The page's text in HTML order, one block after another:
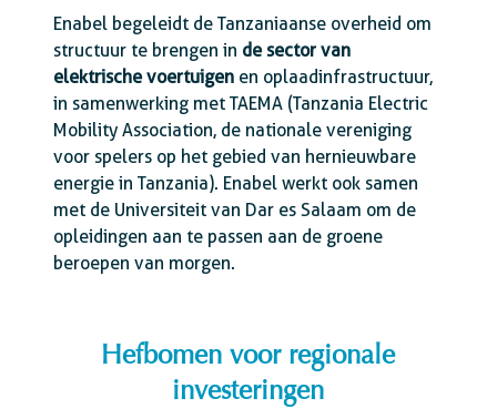
Enabel begeleidt de Tanzaniaanse overheid om
structuur te brengen in de sector van
elektrische voertuigen en oplaadinfrastructuur,
in samenwerking met TAEMA (Tanzania Electric
Mobility Association, de nationale vereniging
voor spelers op het gebied van hernieuwbare
energie in Tanzania). Enabel werkt ook samen
met de Universiteit van Dar es Salaam om de
opleidingen aan te passen aan de groene
beroepen van morgen.
Hefbomen voor regionale
investeringen